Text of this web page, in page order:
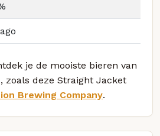
je de mooiste bieren van
zoals deze Straight Jacket
Brewing Company.